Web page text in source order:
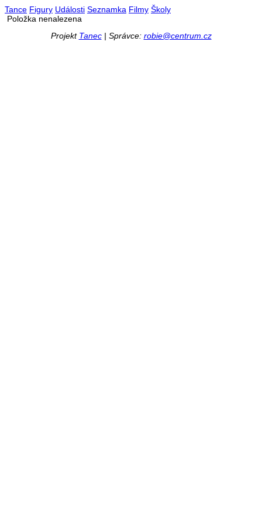
Tance Figury Události Seznamka Filmy Školy
Položka nenalezena
Projekt Tanec| Správce: robie@centrum.cz